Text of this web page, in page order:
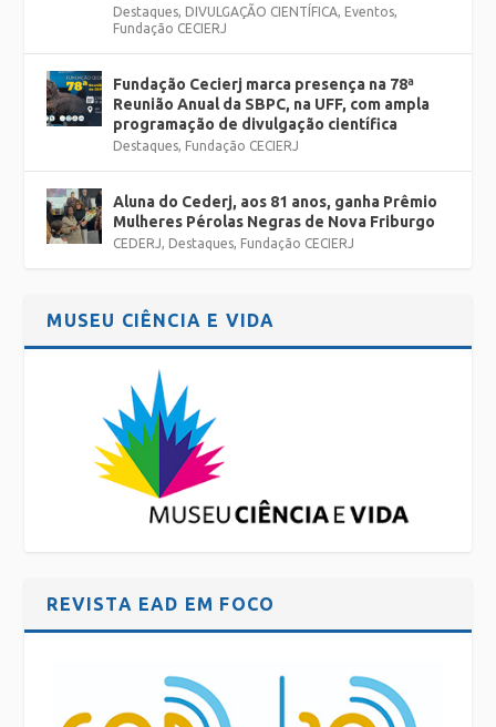
Destaques, DIVULGAÇÃO CIENTÍFICA, Eventos,
Fundação CECIERJ
Fundação Cecierj marca presença na 78ª
Reunião Anual da SBPC, na UFF, com ampla
programação de divulgação científica
Destaques, Fundação CECIERJ
Aluna do Cederj, aos 81 anos, ganha Prêmio
Mulheres Pérolas Negras de Nova Friburgo
CEDERJ, Destaques, Fundação CECIERJ
MUSEU CIÊNCIA E VIDA
REVISTA EAD EM FOCO